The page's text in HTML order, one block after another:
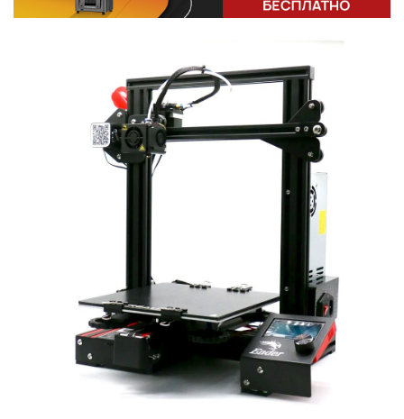
Розыгрыши подарков
Или войти через соц сети
ВОЙТИ ЧЕРЕЗ GOOGLE
Отправить
Нажимая на кнопку "Отправить", вы даете согласие на обработку
персональных данных
Или войти через соц сети
Нажимая на кнопку "Отправить", вы даете согласие на обработку
персональных данных